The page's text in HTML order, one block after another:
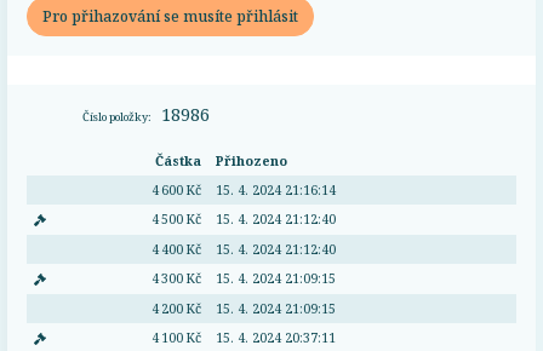
Pro přihazování se musíte přihlásit
Číslo položky: 18986
Částka
Přihozeno
4 600 Kč
15. 4. 2024 21:16:14
4 500 Kč
15. 4. 2024 21:12:40
4 400 Kč
15. 4. 2024 21:12:40
4 300 Kč
15. 4. 2024 21:09:15
4 200 Kč
15. 4. 2024 21:09:15
4 100 Kč
15. 4. 2024 20:37:11